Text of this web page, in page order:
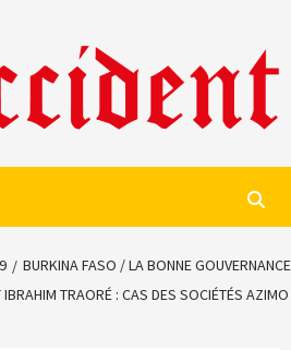
BURKINA FASO / LA BONNE GOUVERNANCE
TRAORÉ : CAS DES SOCIÉTÉS AZIMO